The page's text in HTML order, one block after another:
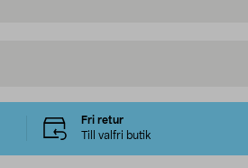
Fri retur
Till valfri butik